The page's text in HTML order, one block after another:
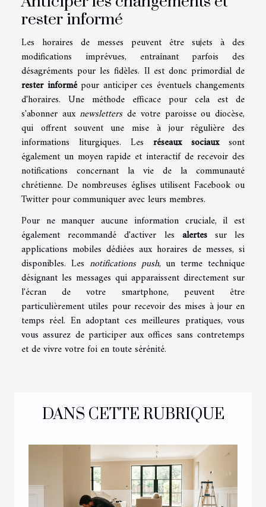
rester informé
Les horaires de messes peuvent être sujets à des
modifications imprévues, entraînant parfois des
désagréments pour les fidèles. Il est donc primordial de
rester informépour anticiper ces éventuels changements
d'horaires. Une méthode efficace pour cela est de
s'abonner auxnewslettersde votre paroisse ou diocèse,
qui offrent souvent une mise à jour régulière des
informations liturgiques. Les réseaux sociauxsont
également un moyen rapide et interactif de recevoir des
notifications concernant la vie de la communauté
chrétienne. De nombreuses églises utilisent Facebook ou
Twitter pour communiquer avec leurs membres.
Pour ne manquer aucune information cruciale, il est
également recommandé d'activer les alertessur les
applications mobiles dédiées aux horaires de messes, si
disponibles. Les notifications push, un terme technique
désignant les messages qui apparaissent directement sur
l'écran de votre smartphone, peuvent être
particulièrement utiles pour recevoir des mises à jour en
temps réel. En adoptant ces meilleures pratiques, vous
vous assurez de participer aux offices sans contretemps
et de vivre votre foi en toute sérénité.
DANS CETTE RUBRIQUE